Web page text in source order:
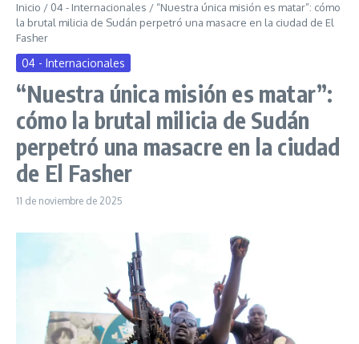
Inicio / 04 - Internacionales / “Nuestra única misión es matar”: cómo
la brutal milicia de Sudán perpetró una masacre en la ciudad de El
Fasher
04 - Internacionales
“Nuestra única misión es matar”:
cómo la brutal milicia de Sudán
perpetró una masacre en la ciudad
de El Fasher
11 de noviembre de 2025